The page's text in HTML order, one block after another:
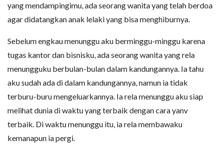
yang mendampingimu, ada seorang wanita yang telah berdoa
agar didatangkan anak lelaki yang bisa menghiburnya.
Sebelum engkau menunggu aku berminggu-minggu karena
tugas kantor dan bisnisku, ada seorang wanita yang rela
menungguku berbulan-bulan dalam kandungannya. Ia tahu
aku sudah ada di dalam kandungannya, namun ia tidak
terburu-buru mengeluarkannya. Ia rela menunggu aku siap
melihat dunia di waktu yang terbaik dengan cara yanv
terbaik. Di waktu menunggu itu, ia rela membawaku
kemanapun ia pergi.